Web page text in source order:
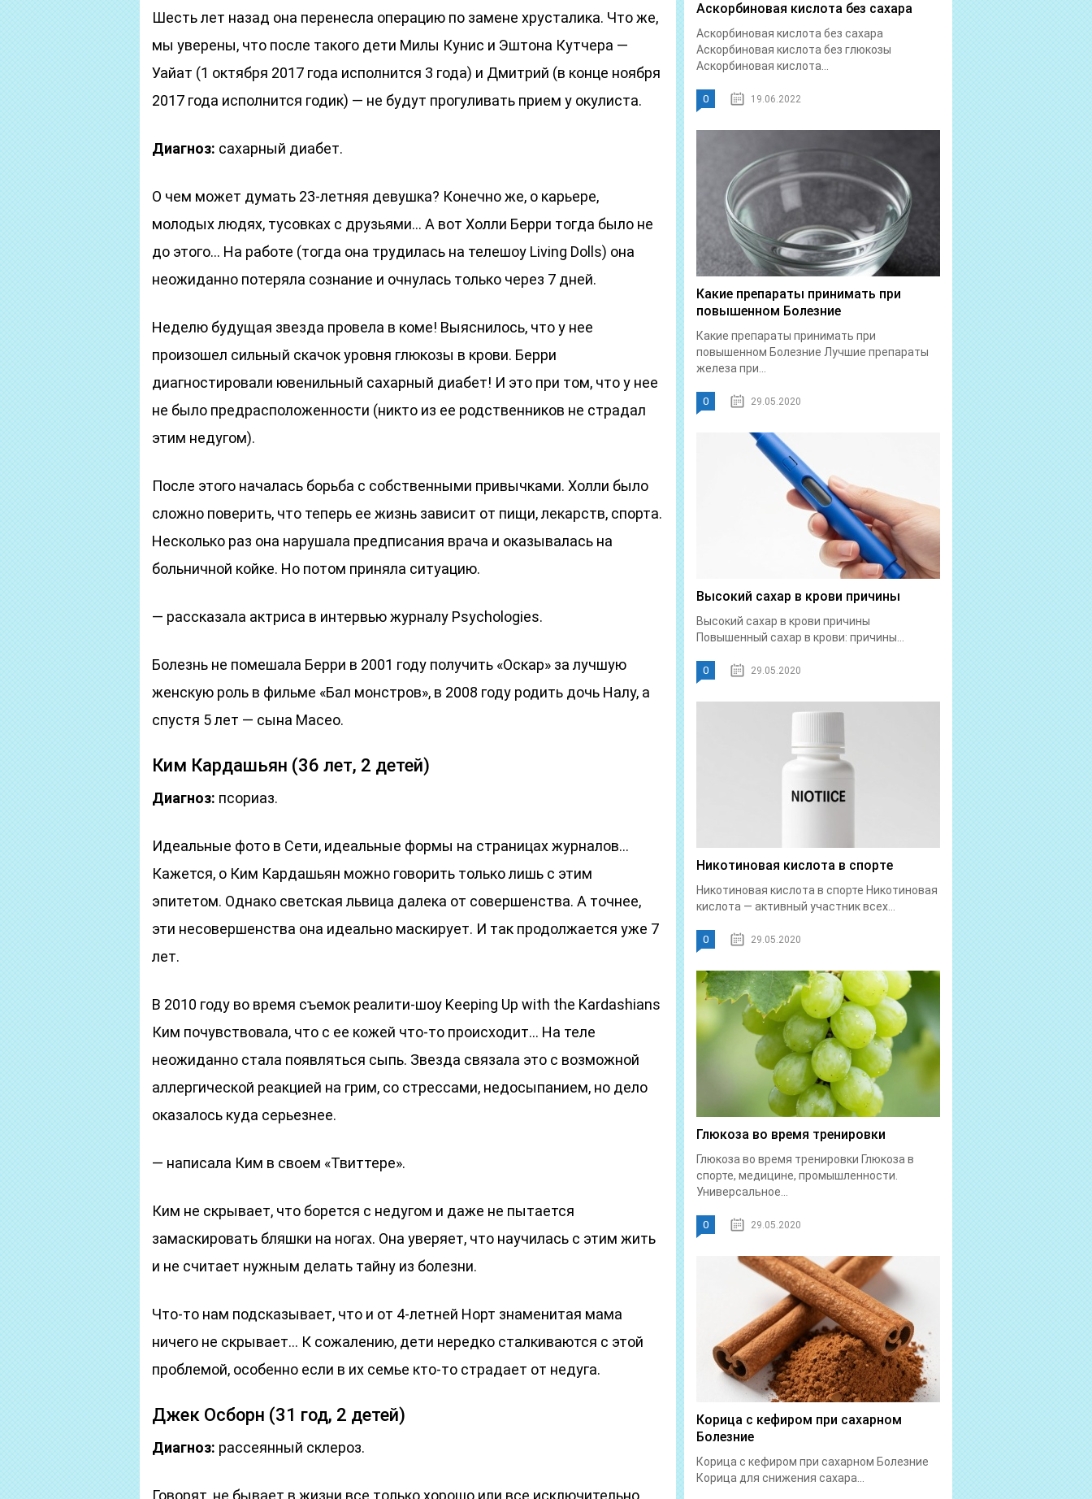
Шесть лет назад она перенесла операцию по замене хрусталика. Что же,
мы уверены, что после такого дети Милы Кунис и Эштона Кутчера —
Уайат (1 октября 2017 года исполнится 3 года) и Дмитрий (в конце ноября
2017 года исполнится годик) — не будут прогуливать прием у окулиста.
Диагноз: сахарный диабет.
О чем может думать 23-летняя девушка? Конечно же, о карьере,
молодых людях, тусовках с друзьями… А вот Холли Берри тогда было не
до этого… На работе (тогда она трудилась на телешоу Living Dolls) она
неожиданно потеряла сознание и очнулась только через 7 дней.
Неделю будущая звезда провела в коме! Выяснилось, что у нее
произошел сильный скачок уровня глюкозы в крови. Берри
диагностировали ювенильный сахарный диабет! И это при том, что у нее
не было предрасположенности (никто из ее родственников не страдал
этим недугом).
После этого началась борьба с собственными привычками. Холли было
сложно поверить, что теперь ее жизнь зависит от пищи, лекарств, спорта.
Несколько раз она нарушала предписания врача и оказывалась на
больничной койке. Но потом приняла ситуацию.
— рассказала актриса в интервью журналу Psychologies.
Болезнь не помешала Берри в 2001 году получить «Оскар» за лучшую
женскую роль в фильме «Бал монстров», в 2008 году родить дочь Налу, а
спустя 5 лет — сына Масео.
Ким Кардашьян (36 лет, 2 детей)
Диагноз: псориаз.
Идеальные фото в Сети, идеальные формы на страницах журналов…
Кажется, о Ким Кардашьян можно говорить только лишь с этим
эпитетом. Однако светская львица далека от совершенства. А точнее,
эти несовершенства она идеально маскирует. И так продолжается уже 7
лет.
В 2010 году во время съемок реалити-шоу Keeping Up with the Kardashians
Ким почувствовала, что с ее кожей что-то происходит… На теле
неожиданно стала появляться сыпь. Звезда связала это с возможной
аллергической реакцией на грим, со стрессами, недосыпанием, но дело
оказалось куда серьезнее.
— написала Ким в своем «Твиттере».
Ким не скрывает, что борется с недугом и даже не пытается
замаскировать бляшки на ногах. Она уверяет, что научилась с этим жить
и не считает нужным делать тайну из болезни.
Что-то нам подсказывает, что и от 4-летней Норт знаменитая мама
ничего не скрывает… К сожалению, дети нередко сталкиваются с этой
проблемой, особенно если в их семье кто-то страдает от недуга.
Джек Осборн (31 год, 2 детей)
Диагноз: рассеянный склероз.
Говорят, не бывает в жизни все только хорошо или все исключительно
Аскорбиновая кислота без сахара
Аскорбиновая кислота без сахара
Аскорбиновая кислота без глюкозы
Аскорбиновая кислота...
0 19.06.2022
Какие препараты принимать при
повышенном Болезние
Какие препараты принимать при
повышенном Болезние Лучшие препараты
железа при...
0 29.05.2020
Высокий сахар в крови причины
Высокий сахар в крови причины
Повышенный сахар в крови: причины...
0 29.05.2020
Никотиновая кислота в спорте
Никотиновая кислота в спорте Никотиновая
кислота — активный участник всех...
0 29.05.2020
Глюкоза во время тренировки
Глюкоза во время тренировки Глюкоза в
спорте, медицине, промышленности.
Универсальное...
0 29.05.2020
Корица с кефиром при сахарном
Болезние
Корица с кефиром при сахарном Болезние
Корица для снижения сахара...